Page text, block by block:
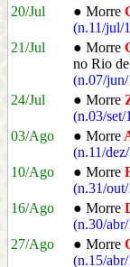
20/Jul
● Morre
(n.11/jul/
21/Jul
● Morre
no Rio
(n.07/
24/Jul
● Morre
(n.03/set/
03/Ago
● Morre
(n.11/
10/Ago
● Morre
(n.31/
16/Ago
● Morre
(n.30/
27/Ago
● Morre
(n.15/